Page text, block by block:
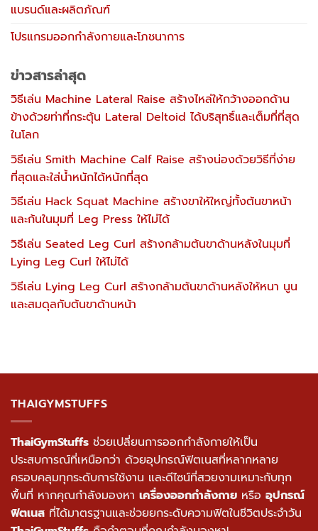
แบรนด์และผลิตภัณฑ์
โปรแกรมออกกำลังกายและโภชนาการ
ข่าวสารล่าสุด
วิธีเล่น Machine Lateral Raise สร้างไหล่ให้กว้างออกด้าน
ข้างด้วยท่าที่กระตุ้น Lateral Deltoid ได้บริสุทธิ์และเต็มที่ที่สุด
ในโลก
วิธีเล่น Smith Machine Calf Raise สร้างน่องด้วยวิธีที่ง่าย
ที่สุดและใส่น้ำหนักได้หนักที่สุด
วิธีเล่น Hack Squat Machine สร้างขาให้ใหญ่ทั้งต้นขาหน้า
และก้นในมุมที่ Leg Press ให้ไม่ได้
วิธีเล่น Seated Leg Curl สร้างกล้ามต้นขาด้านหลังในมุมที่
Lying Leg Curl ให้ไม่ได้
วิธีเล่น Lying Leg Curl สร้างกล้ามต้นขาด้านหลังให้หนา นูน
และสมดุลกับต้นขาด้านหน้า
THAIGYMSTUFFS
ThaiGymStuffs ช่วยเปลี่ยนการออกกำลังกายให้เป็น
ประสบการณ์ที่เหนือกว่า ด้วยอุปกรณ์ฟิตเนสที่หลากหลาย
ครอบคลุมทุกระดับการใช้งาน และดีไซน์ที่สวยงามเหมาะกับทุก
พื้นที่ หากคุณกำลังมองหา เครื่องออกกำลังกาย หรือ อุปกรณ์
ฟิตเนส ที่ได้มาตรฐานและช่วยยกระดับความฟิตในชีวิตประจำวัน